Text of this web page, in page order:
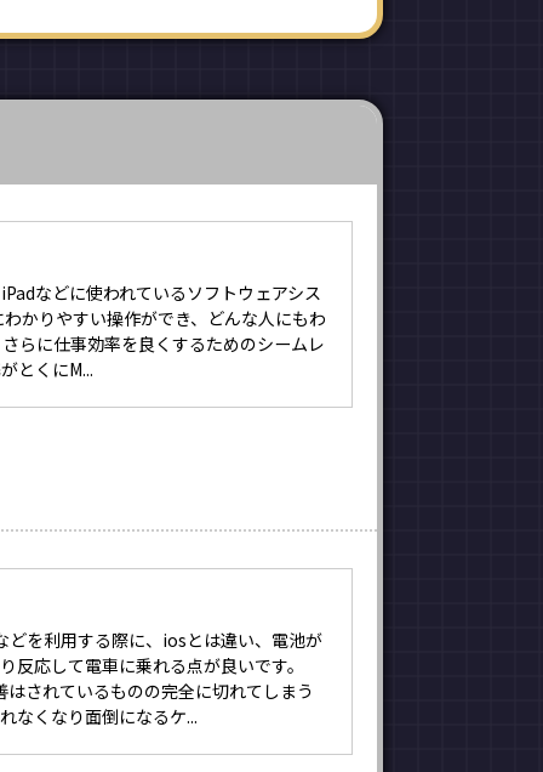
などに使われているソフトウェアシス
かりやすい操作ができ、どんな人にもわ
らに仕事効率を良くするためのシームレ
とくにM...
どを利用する際に、iosとは違い、電池が
反応して電車に乗れる点が良いです。
されているものの完全に切れてしまう
なくなり面倒になるケ...